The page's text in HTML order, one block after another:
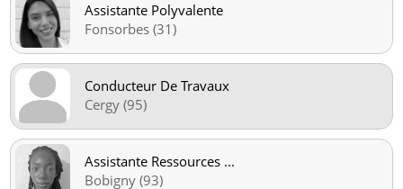
Assistante Polyvalente
Fonsorbes (31)
Conducteur De Travaux
Cergy (95)
Assistante Ressources ...
Bobigny (93)